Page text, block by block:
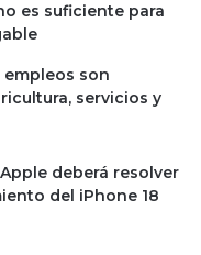
es suficiente para
empleos son
servicios y
deberá resolver
del iPhone 18